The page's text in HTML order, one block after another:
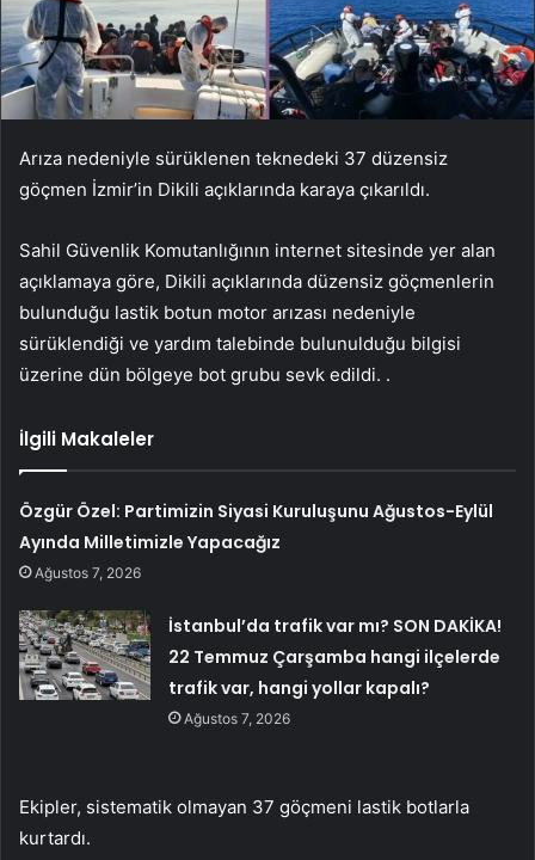
Arıza nedeniyle sürüklenen teknedeki 37 düzensiz
göçmen İzmir’in Dikili açıklarında karaya çıkarıldı.
Sahil Güvenlik Komutanlığının internet sitesinde yer alan
açıklamaya göre, Dikili açıklarında düzensiz göçmenlerin
bulunduğu lastik botun motor arızası nedeniyle
sürüklendiği ve yardım talebinde bulunulduğu bilgisi
üzerine dün bölgeye bot grubu sevk edildi. .
İlgili Makaleler
Özgür Özel: Partimizin Siyasi Kuruluşunu Ağustos-Eylül
Ayında Milletimizle Yapacağız
Ağustos 7, 2026
İstanbul’da trafik var mı? SON DAKİKA!
22 Temmuz Çarşamba hangi ilçelerde
trafik var, hangi yollar kapalı?
Ağustos 7, 2026
Ekipler, sistematik olmayan 37 göçmeni lastik botlarla
kurtardı.